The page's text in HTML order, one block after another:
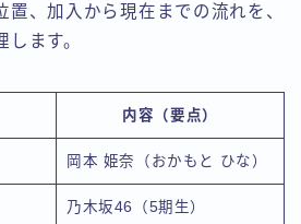
置、加入から現在までの流れを、
ます。
内容（要点）
岡本 姫奈（おかもと ひな）
乃木坂46（5期生）